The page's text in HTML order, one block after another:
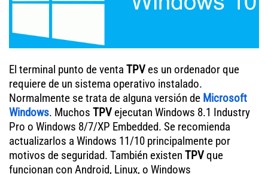
El terminal punto de venta TPV es un ordenador que
requiere de un sistema operativo instalado.
Normalmente se trata de alguna versión de Microsoft
Windows. Muchos TPV ejecutan Windows 8.1 Industry
Pro o Windows 8/7/XP Embedded. Se recomienda
actualizarlos a Windows 11/10 principalmente por
motivos de seguridad. También existen TPVque
funcionan con Android, Linux, o Windows